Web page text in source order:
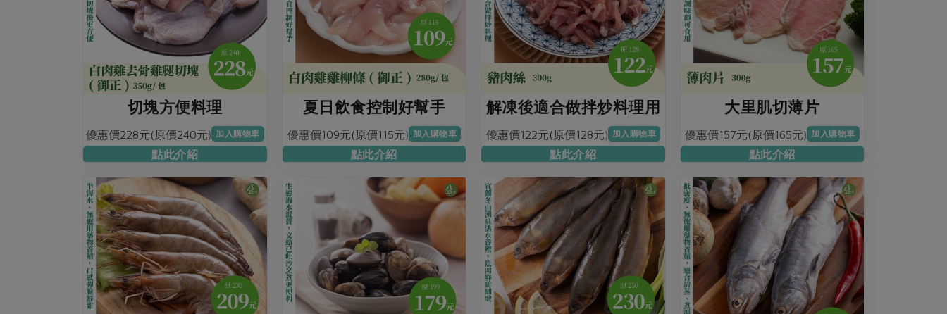
切塊方便料理
優惠價228元(原價240元) 加入購物車
點此介紹
夏日飲食控制好幫手
優惠價109元(原價115元) 加入購物車
點此介紹
解凍後適合做拌炒料理用
優惠價122元(原價128元) 加入購物車
點此介紹
大里肌切薄片
優惠價157元(原價165元) 加入購物車
點此介紹